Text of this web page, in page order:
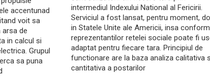
accentunad
voit sa
arsa de
in calcul si
Grupul
sa puna
intermediul Indexului National al Fericirii.
Serviciul a fost lansat, pentru moment,
in Statele Unite ale Americii, insa conform
reprezentantilor retelei sociale poate fi
adaptat pentru fiecare tara. Principiul de
functionare are la baza analiza calitativa
cantitativa a postarilor